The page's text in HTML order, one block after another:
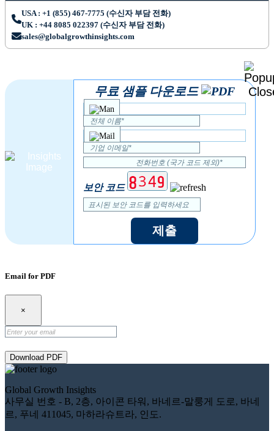
USA : +1 (855) 467-7775 (수신자 부담 전화)
UK : +44 8085 022397 (수신자 부담 전화)
sales@globalgrowthinsights.com
무료 샘플 다운로드
보안 코드
제출
Email for PDF
×
Download PDF
Global Growth Insights
사무실 번호 - B, 2층, 아이콘 타워, 바네르-말룽게 도로, 바네
르, 푸네 411045, 마하라슈트라, 인도.